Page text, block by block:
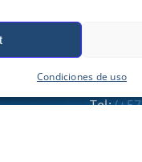
Condiciones de uso
Tel:
Tel: